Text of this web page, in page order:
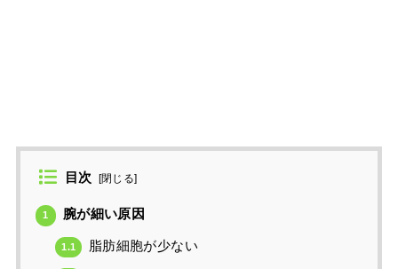
目次 [閉じる]
1 腕が細い原因
1.1 脂肪細胞が少ない